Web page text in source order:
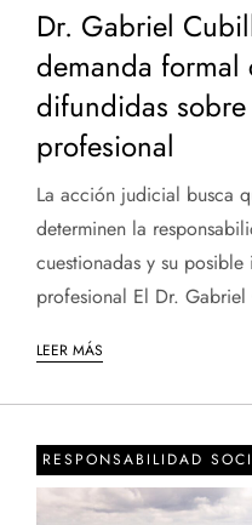
Dr. Gabriel
demanda formal
difundidas
profesional
La acción judicial busca
determinen la
cuestionadas y su
profesional El Dr.
LEER MÁS
RESPONSABILIDAD